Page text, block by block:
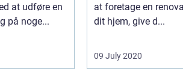
at udføre en
på noge...
at foretage en
dit hjem, give d...
09 July 2020